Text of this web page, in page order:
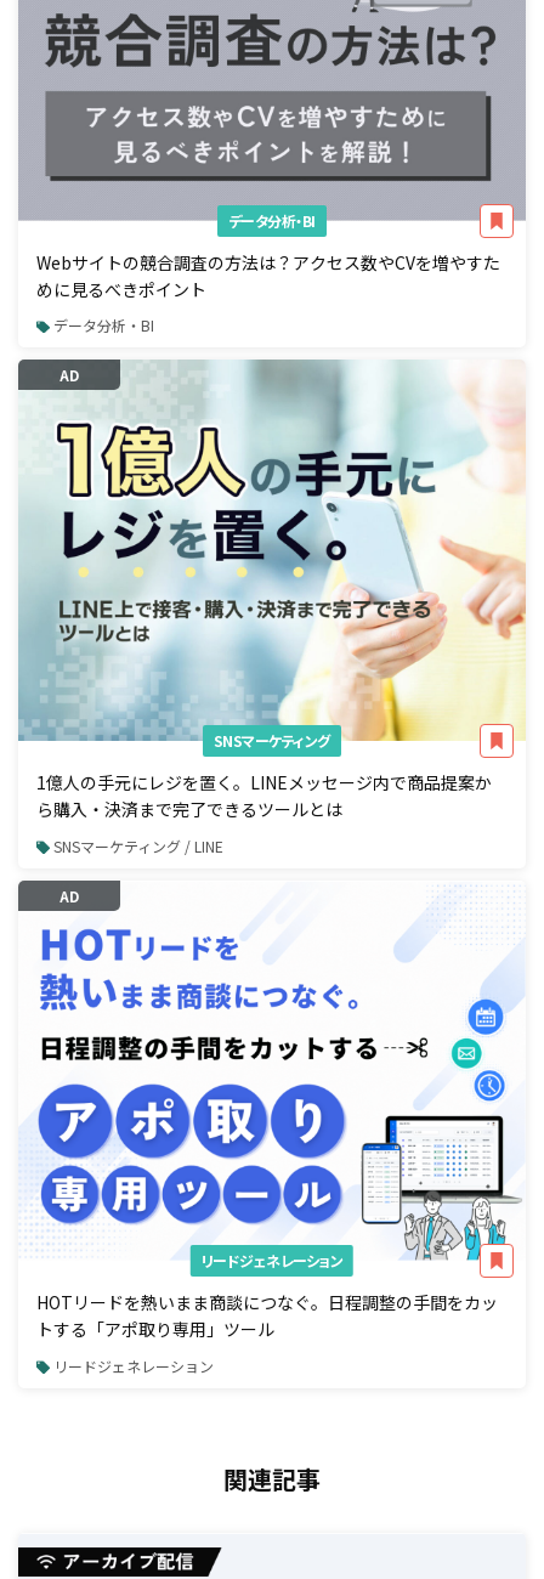
データ分析・BI
Webサイトの競合調査の方法は？アクセス数やCVを増やすた
めに見るべきポイント
データ分析・BI
AD
SNSマーケティング
1億人の手元にレジを置く。LINEメッセージ内で商品提案か
ら購入・決済まで完了できるツールとは
SNSマーケティング / LINE
AD
リードジェネレーション
HOTリードを熱いまま商談につなぐ。日程調整の手間をカッ
トする「アポ取り専用」ツール
リードジェネレーション
関連記事